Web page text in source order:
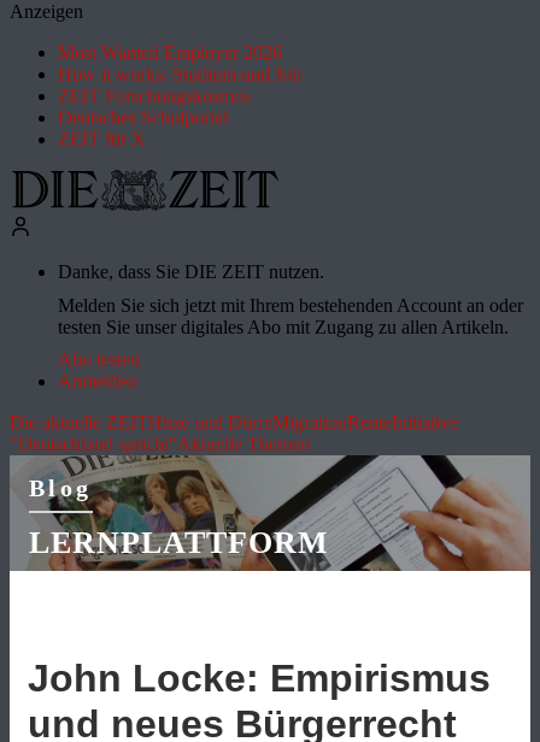
Anzeigen
Most Wanted Employer 2026
How it works: Studium und Job
ZEIT Forschungskosmos
Deutsches Schulportal
ZEIT für X
Danke, dass Sie DIE ZEIT nutzen.
Melden Sie sich jetzt mit Ihrem bestehenden Account an oder
testen Sie unser digitales Abo mit Zugang zu allen Artikeln.
Abo testen
Anmelden
Die aktuelle ZEITHitze und DürreMigrationRenteInitiative
"Deutschland spricht"Aktuelle Themen
Blog
LERNPLATTFORM
John Locke: Empirismus
und neues Bürgerrecht